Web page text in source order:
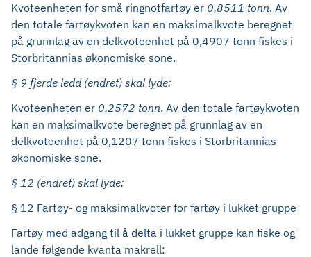
Kvoteenheten for små ringnotfartøy er 0,8511 tonn. Av
den totale fartøykvoten kan en maksimalkvote beregnet
på grunnlag av en delkvoteenhet på 0,4907 tonn fiskes i
Storbritannias økonomiske sone.
§ 9 fjerde ledd (endret) skal lyde:
Kvoteenheten er 0,2572 tonn. Av den totale fartøykvoten
kan en maksimalkvote beregnet på grunnlag av en
delkvoteenhet på 0,1207 tonn fiskes i Storbritannias
økonomiske sone.
§ 12 (endret) skal lyde:
§ 12 Fartøy- og maksimalkvoter for fartøy i lukket gruppe
Fartøy med adgang til å delta i lukket gruppe kan fiske og
lande følgende kvanta makrell: